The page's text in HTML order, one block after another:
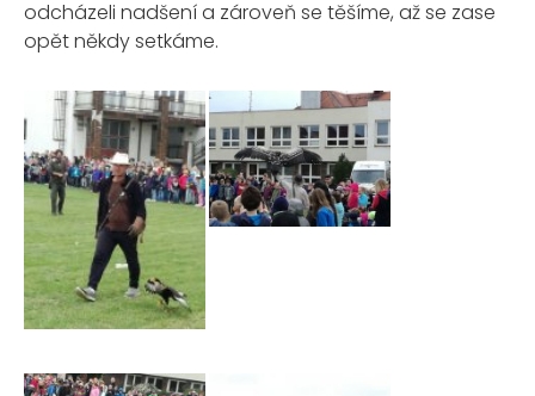
odcházeli nadšení a zároveň se těšíme, až se zase
opět někdy setkáme.